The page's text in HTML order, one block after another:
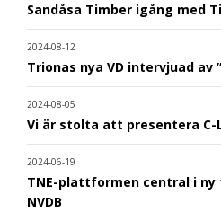
Sandåsa Timber igång med
2024-08-12
Trionas nya VD intervjuad av
2024-08-05
Vi är stolta att presentera C-
2024-06-19
TNE-plattformen central i
NVDB